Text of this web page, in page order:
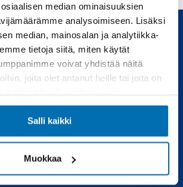
median ominaisuuksien
analysoimiseen. Lisäksi
median, mainosalan ja analytiikka-
tietoja siitä, miten käytät
voivat yhdistää näitä
joita olet antanut heille tai joita on
Salli kaikki
Muokkaa
sekä huollot joka tarpeeseen.
Huolto
Varaa huolto
Tuulilasipalvelu